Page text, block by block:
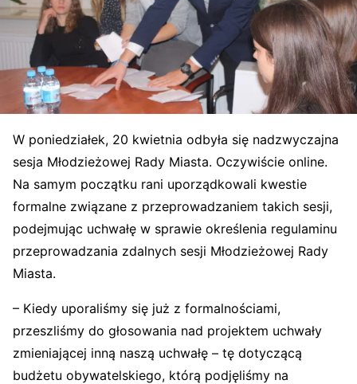
W poniedziałek, 20 kwietnia odbyła się nadzwyczajna
sesja Młodzieżowej Rady Miasta. Oczywiście online.
Na samym początku rani uporządkowali kwestie
formalne związane z przeprowadzaniem takich sesji,
podejmując uchwałę w sprawie określenia regulaminu
przeprowadzania zdalnych sesji Młodzieżowej Rady
Miasta.
– Kiedy uporaliśmy się już z formalnościami,
przeszliśmy do głosowania nad projektem uchwały
zmieniającej inną naszą uchwałę – tę dotyczącą
budżetu obywatelskiego, którą podjęliśmy na